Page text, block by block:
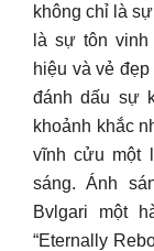
không chỉ là
là sự tôn
hiệu và vẻ
đánh dấu sự
khoảnh khắc
vĩnh cửu một
sáng. Ánh
Bvlgari một
“Eternally